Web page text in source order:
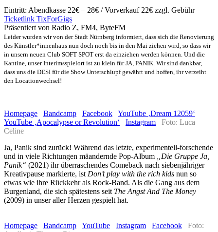
Eintritt: Abendkasse 22€ – 28€ / Vorverkauf 22€ zzgl. Gebühr
Ticketlink TixForGigs
Präsentiert von Radio Z, FM4, ByteFM
Leider wurden wir von der Stadt Nürnberg informiert, dass sich die Renovierung
des Künstler*innenhaus nun doch noch bis in den Mai ziehen wird, so dass wir
in unsern neuen Club SOFT SPOT erst da einziehen werden können. Und die
Kantine, unser Interimsspielort ist zu klein für JA, PANIK. Wir sind dankbar,
dass uns die DESI für die Show Unterschlupf gewährt und hoffen, ihr verzeiht
den Locationwechsel!
Homepage Bandcamp Facebook
YouTube ‚Dream 12059‘
YouTube ‚Apocalypse or Revolution‘
Instagram
Foto: Luca
Celine
Ja, Panik sind zurück! Während das letzte, experimentell-forschende
und in viele Richtungen mäandernde Pop-Album
„Die Gruppe Ja,
Panik“ (2021) ihr überraschendes Comeback nach siebenjähriger
Kreativpause markierte, ist Don’t play with the rich kids nun so
etwas wie ihre Rückkehr als Rock-Band. Als die Gang aus dem
Burgenland, die sich spätestens seit The Angst And The Money
(2009) in unser aller Herzen gespielt hat.
Homepage Bandcamp YouTube Instagram Facebook
Foto: